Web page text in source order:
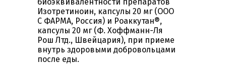
биоэквивалентности препаратов
Изотретиноин, капсулы 20 мг (ООО
С ФАРМА, Россия) и Роаккутан®,
капсулы 20 мг (Ф. Хоффманн-Ля
Рош Лтд., Швейцария), при приеме
внутрь здоровыми добровольцами
после еды.